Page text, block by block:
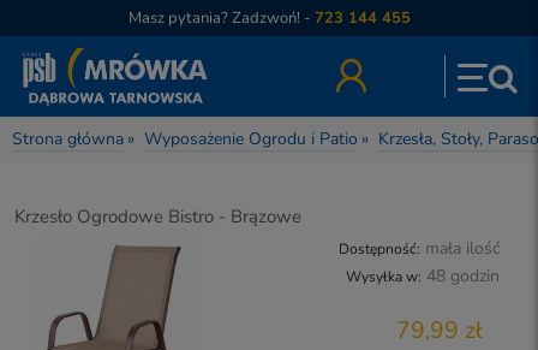
Masz pytania? Zadzwoń! - 723 144 455
Strona główna » Wyposażenie Ogrodu i Patio » Krzesła, Stoły,
Krzesło Ogrodowe Bistro - Brązowe
Dostępność: mała ilość
Wysyłka w: 48 godzin
79,99 zł